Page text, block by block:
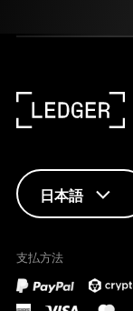
日本語
FRANÇAIS
支払方法